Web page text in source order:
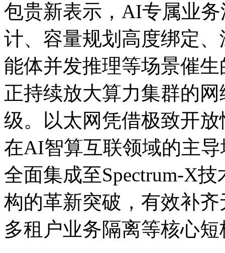
包贵新表示，AI专属
计、容量规划高度绑定
能体并发推理等场景催生
正持续放大算力集群的网
级。以太网凭借极致开放
在AI智算互联领域的主
全面集成至Spectrum-X
构的革新突破，有效补齐
多租户业务隔离等核心短